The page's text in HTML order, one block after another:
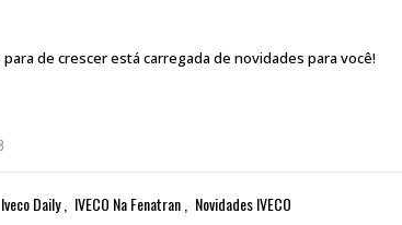
de crescer está carregada de novidades para você!
8
Iveco Daily IVECO Na Fenatran Novidades IVECO